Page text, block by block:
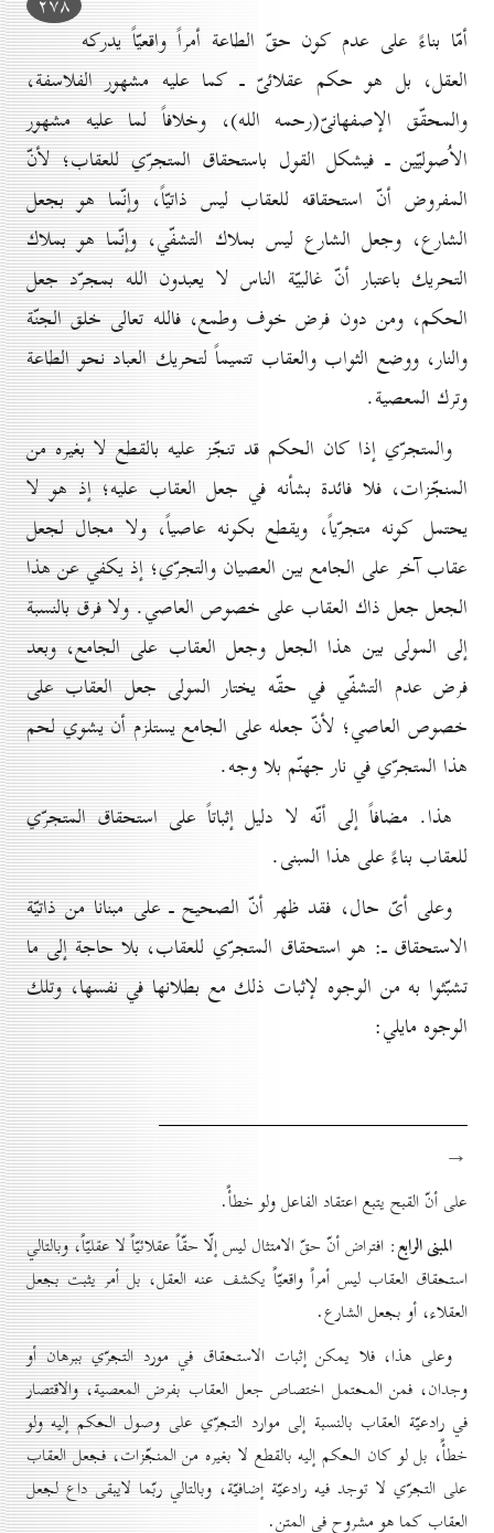
أمّا بناءً على عدم كون حقّ الطاعة أمراً واقعيّاً يدركه
العقل، بل هو حكم عقلائىّ ـ كما عليه مشهور الفلاسفة،
والمحقّق الإصفهانىّ(رحمه الله)، وخلافاً لما عليه مشهور
الاُصوليّين ـ فيشكل القول باستحقاق المتجرّي للعقاب؛ لأنّ
المفروض أنّ استحقاقه للعقاب ليس ذاتيّاً، وإنّما هو بجعل
الشارع، وجعل الشارع ليس بملاك التشفّي، وإنّما هو بملاك
التحريك باعتبار أنّ غالبيّة الناس لا يعبدون الله بمجرّد جعل
الحكم، ومن دون فرض خوف وطمع، فالله تعالى خلق الجنّة
والنار، ووضع الثواب والعقاب تتميماً لتحريك العباد نحو الطاعة
وترك المعصية.
والمتجرّي إذا كان الحكم قد تنجّز عليه بالقطع لا بغيره من
المنجّزات، فلا فائدة بشأنه في جعل العقاب عليه؛ إذ هو لا
يحتمل كونه متجرّياً، ويقطع بكونه عاصياً، ولا مجال لجعل
عقاب آخر على الجامع بين العصيان والتجرّي؛ إذ يكفي عن هذا
الجعل جعل ذاك العقاب على خصوص العاصي. ولا فرق بالنسبة
إلى المولى بين هذا الجعل وجعل العقاب على الجامع، وبعد
فرض عدم التشفّي في حقّه يختار المولى جعل العقاب على
خصوص العاصي؛ لأنّ جعله على الجامع يستلزم أن يشوي لحم
هذا المتجرّي في نار جهنّم بلا وجه.
هذا. مضافاً إلى أنّه لا دليل إثباتاً على استحقاق المتجرّي
للعقاب بناءً على هذا المبنى.
وعلى أىّ حال، فقد ظهر أنّ الصحيح ـ على مبنانا من ذاتيّة
الاستحقاق ـ: هو استحقاق المتجرّي للعقاب، بلا حاجة إلى ما
تشبّثوا به من الوجوه لإثبات ذلك مع بطلانها في نفسها، وتلك
الوجوه مايلي:
→
على أنّ القبح يتبع اعتقاد الفاعل ولو خطأً.
المبنى الرابع: افتراض أنّ حقّ الامتثال ليس إلّا حقّاً عقلائيّاً لا عقليّاً، وبالتالي
استحقاق العقاب ليس أمراً واقعيّاً يكشف عنه العقل، بل أمر يثبت بجعل
العقلاء، أو بجعل الشارع.
وعلى هذا، فلا يمكن إثبات الاستحقاق في مورد التجرّي ببرهان أو
وجدان، فمن المحتمل اختصاص جعل العقاب بفرض المعصية، والاقتصار
في رادعيّة العقاب بالنسبة إلى موارد التجرّي على وصول الحكم إليه ولو
خطأً، بل لو كان الحكم إليه بالقطع لا بغيره من المنجّزات، فجعل العقاب
على التجرّي لا توجد فيه رادعيّة إضافيّة، وبالتالي ربّما لايبقى داع لجعل
العقاب كما هو مشروح في المتن.